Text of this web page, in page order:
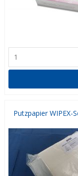
Putzpapier WIPEX-